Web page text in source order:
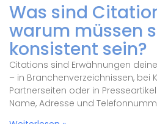
Was sind
warum müssen
konsistent sein?
Citations sind Erwähnungen
– in Branchenverzeichnissen, bei
Partnerseiten oder in
Name, Adresse und